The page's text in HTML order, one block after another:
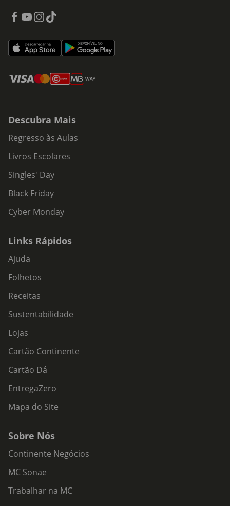
Descubra Mais
Regresso às Aulas
Livros Escolares
Singles' Day
Black Friday
Cyber Monday
Links Rápidos
Ajuda
Folhetos
Receitas
Sustentabilidade
Lojas
Cartão Continente
Cartão Dá
EntregaZero
Mapa do Site
Sobre Nós
Continente Negócios
MC Sonae
Trabalhar na MC